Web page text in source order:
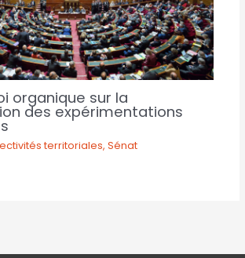
organique sur la
des expérimentations
territoriales,Sénat